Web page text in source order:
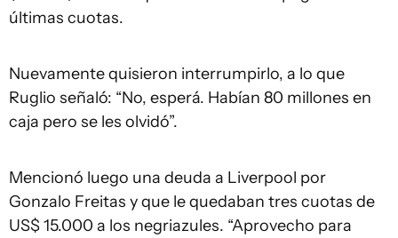
últimas cuotas.
Nuevamente quisieron interrumpirlo, a lo que
Ruglio señaló: “No, esperá. Habían 80 millones en
caja pero se les olvidó”.
Mencionó luego una deuda a Liverpool por
Gonzalo Freitas y que le quedaban tres cuotas de
US$ 15.000 a los negriazules. “Aprovecho para